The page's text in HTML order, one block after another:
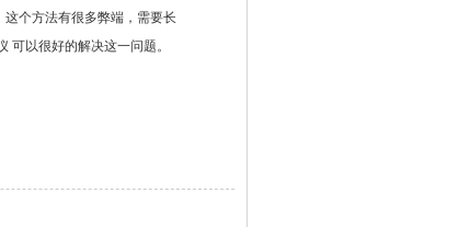
个方法有很多弊端，需要长
以很好的解决这一问题。